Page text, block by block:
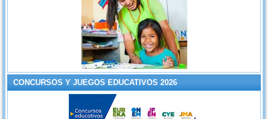
CONCURSOS Y JUEGOS EDUCATIVOS 2026